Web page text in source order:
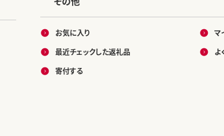
お気に入り
最近チェックした返礼品
寄付する
マ
よ